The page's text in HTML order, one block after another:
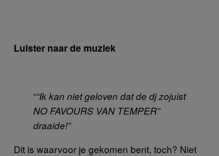
Luister naar de muziek
““Ik kan niet geloven dat de dj zojuist
NO FAVOURS VAN TEMPER”
draaide!”
Dit is waarvoor je gekomen bent, toch? Niet